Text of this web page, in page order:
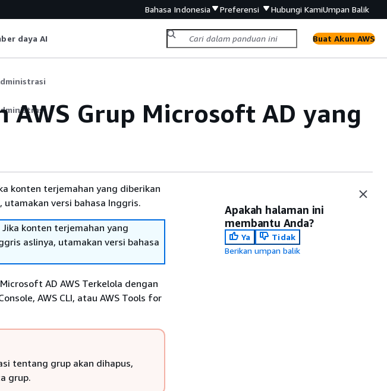
Bahasa Indonesia Preferensi Hubungi KamiUmpan Balik
daya AI Buat Akun AWS
AWS Grup Microsoft AD yang
konten terjemahan yang diberikan
versi bahasa Inggris.
konten terjemahan yang
aslinya, utamakan versi bahasa
AD AWS Terkelola dengan
AWS CLI, atau AWS Tools for
tentang grup akan dihapus,
grup.
Apakah halaman ini
membantu Anda?
Ya
Tidak
Berikan umpan balik